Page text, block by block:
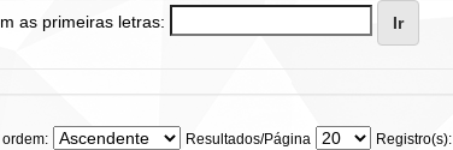
as primeiras letras:
ordem: Resultados/Página Registro(s):